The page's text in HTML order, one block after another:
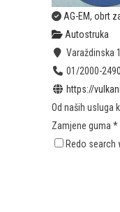
AG-EM, obrt
Autostruka
Varaždinska
01/2000-249
https://
Od naših usluga
Zamjene guma
Redo search